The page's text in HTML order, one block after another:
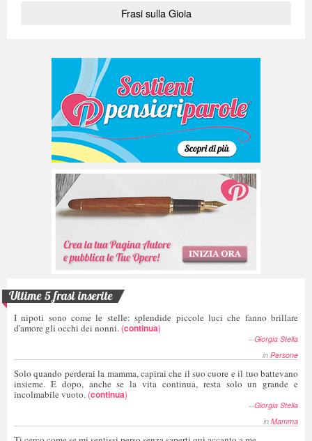
Frasi sulla Gioia
Ultime 5 frasi inserite
I nipoti sono come le stelle: splendide piccole luci che fanno brillare
d'amore gli occhi dei nonni. (continua)
--Giorgia Stella
in Persone
Solo quando perderai la mamma, capirai che il suo cuore e il tuo battevano
insieme. E dopo, anche se la vita continua, resta solo un grande e
incolmabile vuoto. (continua)
--Giorgia Stella
in Mamma